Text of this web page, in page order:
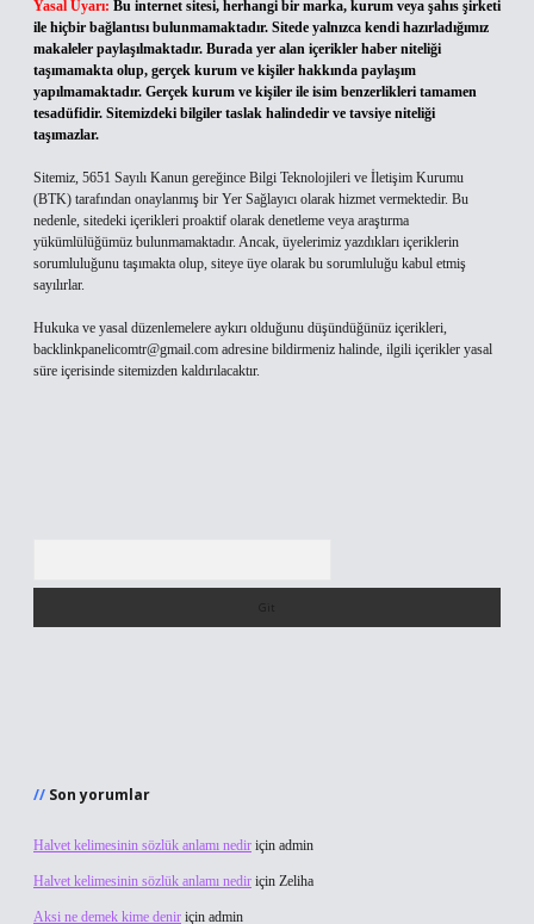
Yasal Uyarı: Bu internet sitesi, herhangi bir marka, kurum veya şahıs şirketi
ile hiçbir bağlantısı bulunmamaktadır. Sitede yalnızca kendi hazırladığımız
makaleler paylaşılmaktadır. Burada yer alan içerikler haber niteliği
taşımamakta olup, gerçek kurum ve kişiler hakkında paylaşım
yapılmamaktadır. Gerçek kurum ve kişiler ile isim benzerlikleri tamamen
tesadüfidir. Sitemizdeki bilgiler taslak halindedir ve tavsiye niteliği
taşımazlar.
Sitemiz, 5651 Sayılı Kanun gereğince Bilgi Teknolojileri ve İletişim Kurumu
(BTK) tarafından onaylanmış bir Yer Sağlayıcı olarak hizmet vermektedir. Bu
nedenle, sitedeki içerikleri proaktif olarak denetleme veya araştırma
yükümlülüğümüz bulunmamaktadır. Ancak, üyelerimiz yazdıkları içeriklerin
sorumluluğunu taşımakta olup, siteye üye olarak bu sorumluluğu kabul etmiş
sayılırlar.
Hukuka ve yasal düzenlemelere aykırı olduğunu düşündüğünüz içerikleri,
backlinkpanelicomtr@gmail.com adresine bildirmeniz halinde, ilgili içerikler yasal
süre içerisinde sitemizden kaldırılacaktır.
Son yorumlar
Halvet kelimesinin sözlük anlamı nedir için admin
Halvet kelimesinin sözlük anlamı nedir için Zeliha
Aksi ne demek kime denir için admin